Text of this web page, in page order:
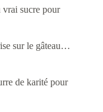
vrai sucre pour
sur le gâteau…
de karité pour